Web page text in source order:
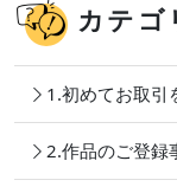
カテゴ
1.初めてお取引
2.作品のご登録